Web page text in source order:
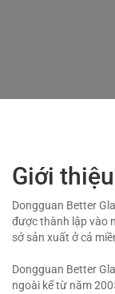
Giới
Dongguan Better
được thành lập vào
sở sản xuất ở cả
Dongguan Better
ngoài kể từ năm